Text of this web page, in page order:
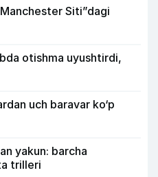
Siti”dagi
otishma uyushtirdi,
uch baravar ko‘p
yakun: barcha
trilleri